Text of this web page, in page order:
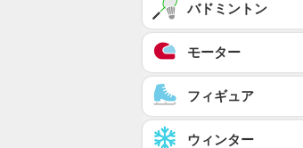
バドミントン
モーター
フィギュア
ウィンター